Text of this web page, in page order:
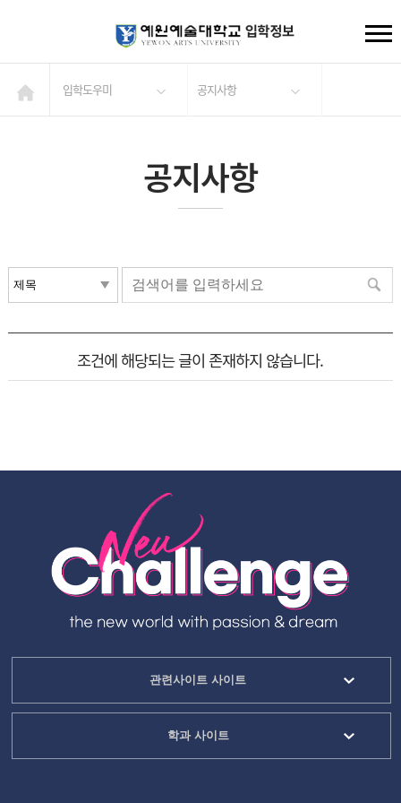
입학도우미 공지사항
공지사항
조건에 해당되는 글이 존재하지 않습니다.
관련사이트 사이트
학과 사이트